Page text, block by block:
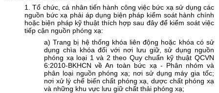
1. Tổ chức, cá nhân tiến hành công việc bức xạ sử dụng các
nguồn bức xạ phải áp dụng biện pháp kiểm soát hành chính
hoặc biện pháp kỹ thuật thích hợp sau đây để kiểm soát việc
tiếp cận nguồn phóng xạ:
a) Trang bị hệ thống khóa liên động hoặc khóa có sử
dụng chìa khóa đối với nơi lưu giữ, sử dụng nguồn
phóng xạ loại 1 và 2 theo Quy chuẩn kỹ thuật QCVN
6:2010-BKHCN về An toàn bức xạ - Phân nhóm và
phân loại nguồn phóng xạ; nơi sử dụng máy gia tốc;
nơi xử lý chế biến chất phóng xạ, dược chất phóng xạ
và những khu vực lưu giữ chất thải phóng xạ;